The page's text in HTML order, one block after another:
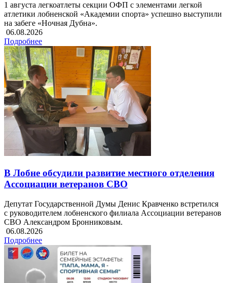
1 августа легкоатлеты секции ОФП с элементами легкой
атлетики лобненской «Академии спорта» успешно выступили
на забеге «Ночная Дубна».
06.08.2026
Подробнее
В Лобне обсудили развитие местного отделения
Ассоциации ветеранов СВО
Депутат Государственной Думы Денис Кравченко встретился
с руководителем лобненского филиала Ассоциации ветеранов
СВО Александром Бронниковым.
06.08.2026
Подробнее